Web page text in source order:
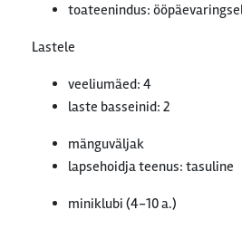
toateenindus:
Lastele
veeliumäed: 4
laste basseinid: 2
mänguväljak
lapsehoidja teenus: tasuline
miniklubi (4-10 a.)